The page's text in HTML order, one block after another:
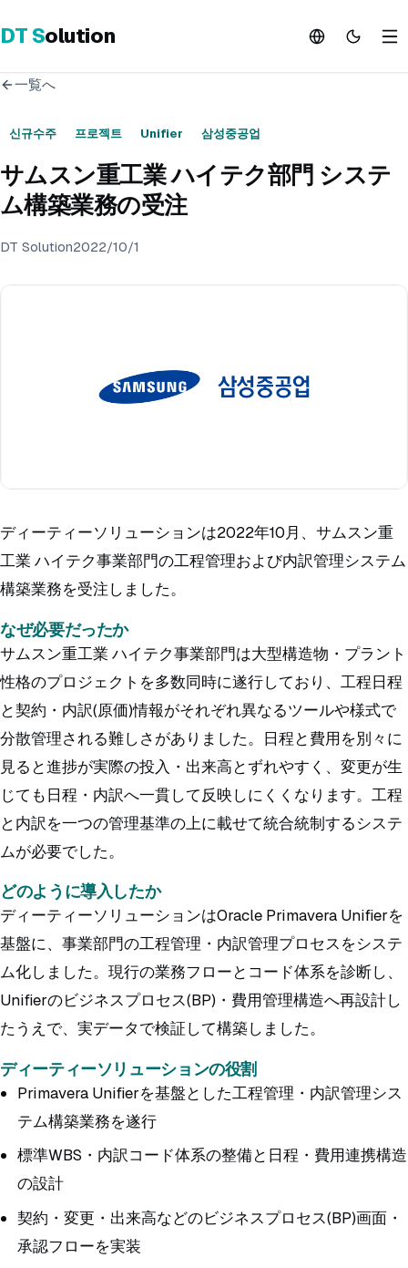
DT Solution
一覧へ
신규수주 프로젝트 Unifier 삼성중공업
サムスン重工業 ハイテク部門 システ
ム構築業務の受注
DT Solution2022/10/1
ディーティーソリューションは2022年10月、サムスン重
工業 ハイテク事業部門の工程管理および内訳管理システム
構築業務を受注しました。
なぜ必要だったか
サムスン重工業 ハイテク事業部門は大型構造物・プラント
性格のプロジェクトを多数同時に遂行しており、工程日程
と契約・内訳(原価)情報がそれぞれ異なるツールや様式で
分散管理される難しさがありました。日程と費用を別々に
見ると進捗が実際の投入・出来高とずれやすく、変更が生
じても日程・内訳へ一貫して反映しにくくなります。工程
と内訳を一つの管理基準の上に載せて統合統制するシステ
ムが必要でした。
どのように導入したか
ディーティーソリューションはOracle Primavera Unifierを
基盤に、事業部門の工程管理・内訳管理プロセスをシステ
ム化しました。現行の業務フローとコード体系を診断し、
Unifierのビジネスプロセス(BP)・費用管理構造へ再設計し
たうえで、実データで検証して構築しました。
ディーティーソリューションの役割
Primavera Unifierを基盤とした工程管理・内訳管理シス
テム構築業務を遂行
標準WBS・内訳コード体系の整備と日程・費用連携構造
の設計
契約・変更・出来高などのビジネスプロセス(BP)画面・
承認フローを実装